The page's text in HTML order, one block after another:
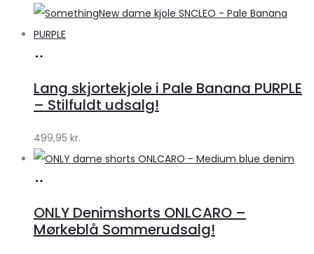
Klædeskabet.dk
Lang skjortekjole i Pale Banana PURPLE
– Stilfuldt udsalg!
499,95 kr.
Klædeskabet.dk
ONLY Denimshorts ONLCARO –
Mørkeblå Sommerudsalg!